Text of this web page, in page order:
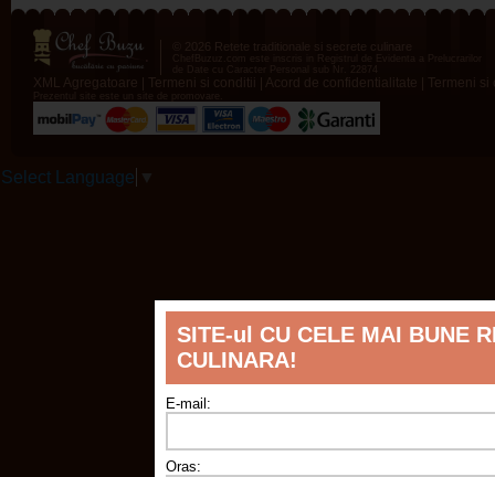
SITE-ul CU CELE MAI BUNE
CULINARA!
E-mail:
Oras:
© 2026 Retete traditionale si secrete culinare
XML Agregatoare Termeni si conditii Acord de confidentialitate Termeni
Select Language